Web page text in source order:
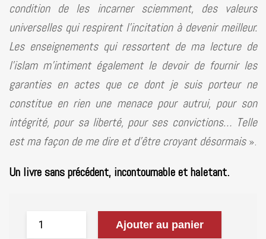
condition de les incarner sciemment, des valeurs
universelles qui respirent l’incitation à devenir meilleur.
Les enseignements qui ressortent de ma lecture de
l’islam m’intiment également le devoir de fournir les
garanties en actes que ce dont je suis porteur ne
constitue en rien une menace pour autrui, pour son
intégrité, pour sa liberté, pour ses convictions… Telle
est ma façon de me dire et d’être croyant désormais».
Un livre sans précédent, incontournable et haletant.
Ajouter au panier